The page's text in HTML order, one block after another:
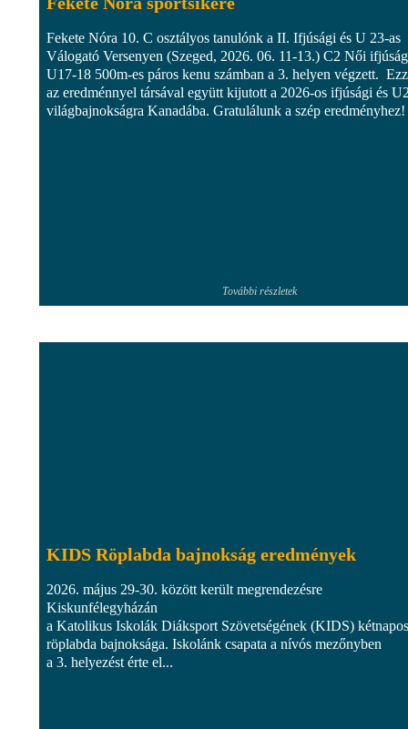
Fekete Nóra 10. C osztályos tanulónk a II. Ifjúsági és U 23-as
Válogató Versenyen (Szeged, 2026. 06. 11-13.) C2 Női
U17-18 500m-es páros kenu számban a 3. helyen végzett.
az eredménnyel társával együtt kijutott a 2026-os ifjúsági és
világbajnokságra Kanadába. Gratulálunk a szép eredményhez!
További részletek
KIDS Röplabda bajnokság eredmények
2026. május 29-30. között került megrendezésre
Kiskunfélegyházán
a Katolikus Iskolák Diáksport Szövetségének (KIDS) kétnapos
röplabda bajnoksága. Iskolánk csapata a nívós mezőnyben
a 3. helyezést érte el...